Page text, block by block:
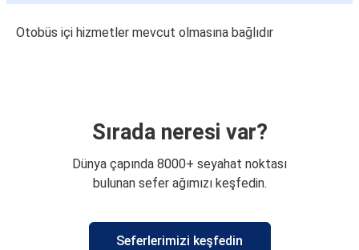
Otobüs içi hizmetler mevcut olmasına bağlıdır
Sırada neresi var?
Dünya çapında 8000+ seyahat noktası
bulunan sefer ağımızı keşfedin.
Seferlerimizi keşfedin